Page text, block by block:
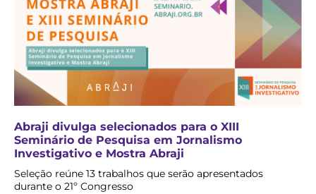
Abraji divulga selecionados para o XIII
Seminário de Pesquisa em Jornalismo
Investigativo e Mostra Abraji
Seleção reúne 13 trabalhos que serão apresentados
durante o 21º Congresso